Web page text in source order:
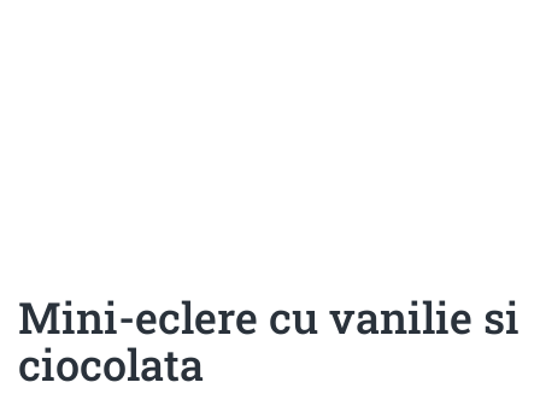
Mini-eclere cu vanilie si
ciocolata